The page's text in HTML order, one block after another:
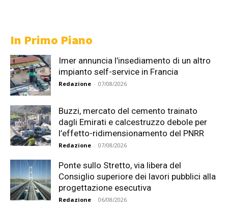
In Primo Piano
Imer annuncia l’insediamento di un altro
impianto self-service in Francia
Redazione - 07/08/2026
Buzzi, mercato del cemento trainato
dagli Emirati e calcestruzzo debole per
l’effetto-ridimensionamento del PNRR
Redazione - 07/08/2026
Ponte sullo Stretto, via libera del
Consiglio superiore dei lavori pubblici alla
progettazione esecutiva
Redazione - 06/08/2026